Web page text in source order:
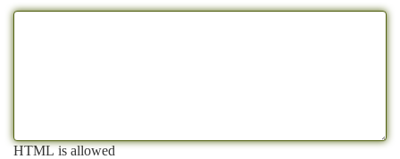
HTML is allowed